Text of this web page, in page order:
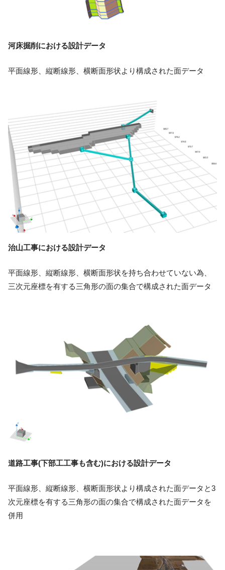
河床掘削における設計データ
平面線形、縦断線形、横断面形状より構成された面データ
治山工事における設計データ
平面線形、縦断線形、横断面形状を持ち合わせていない為、
三次元座標を有する三角形の面の集合で構成された面データ
道路工事(下部工工事も含む)における設計データ
平面線形、縦断線形、横断面形状より構成された面データと3
次元座標を有する三角形の面の集合で構成された面データを
併用